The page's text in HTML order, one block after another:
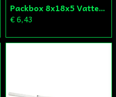
Packbox 8x18x5 Vattenpump Aprilia/Derbi/Gilera (original)
€ 6,43